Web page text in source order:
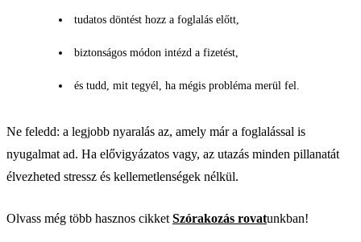
tudatos döntést hozz a foglalás előtt,
biztonságos módon intézd a fizetést,
és tudd, mit tegyél, ha mégis probléma merül fel.
Ne feledd: a legjobb nyaralás az, amely már a foglalással is
nyugalmat ad. Ha elővigyázatos vagy, az utazás minden pillanatát
élvezheted stressz és kellemetlenségek nélkül.
Olvass még több hasznos cikket Szórakozás rovatunkban!